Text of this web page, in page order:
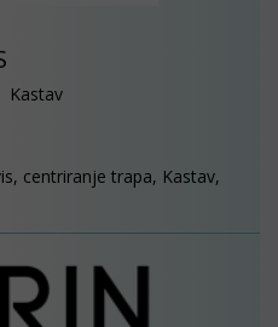
Kastav
centriranje trapa, Kastav,